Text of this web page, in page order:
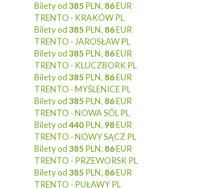
Bilety od385 PLN, 86EUR
TRENTO - KRAKÓW PL
Bilety od385 PLN, 86EUR
TRENTO - JAROSŁAW PL
Bilety od385 PLN, 86EUR
TRENTO - KLUCZBORK PL
Bilety od385 PLN, 86EUR
TRENTO - MYŚLENICE PL
Bilety od385 PLN, 86EUR
TRENTO - NOWA SÓL PL
Bilety od440 PLN, 98EUR
TRENTO - NOWY SĄCZ PL
Bilety od385 PLN, 86EUR
TRENTO - PRZEWORSK PL
Bilety od385 PLN, 86EUR
TRENTO - PUŁAWY PL